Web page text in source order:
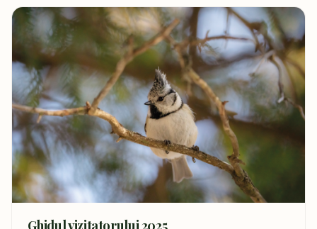
Ghidul vizitatorului 2025